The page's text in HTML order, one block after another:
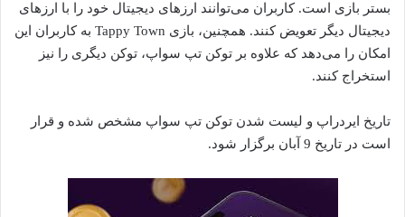
بستر بازی است. کاربران می‌توانند ارزهای دیجیتال خود را با ارزهای
دیجیتال دیگر تعویض کنند. همچنین، بازی Tappy Town به کاربران این
امکان را می‌دهد که علاوه بر توکن تپ سواپ، توکن دیگری را نیز
استخراج کنند.
تاریخ ایردراپ و لیست شدن توکن تپ سواپ مشخص شده و قرار
است در تاریخ 9 آبان برگزار شود.